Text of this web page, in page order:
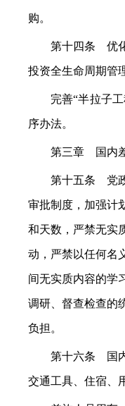
购。
第十四条 优化
投资全生命周期管
完善“半拉子工
序办法。
第三章 国内差
第十五条 党政
审批制度，加强计
和天数，严禁无实
动，严禁以任何名
间无实质内容的学
调研、督查检查的
负担。
第十六条 国内
交通工具、住宿、